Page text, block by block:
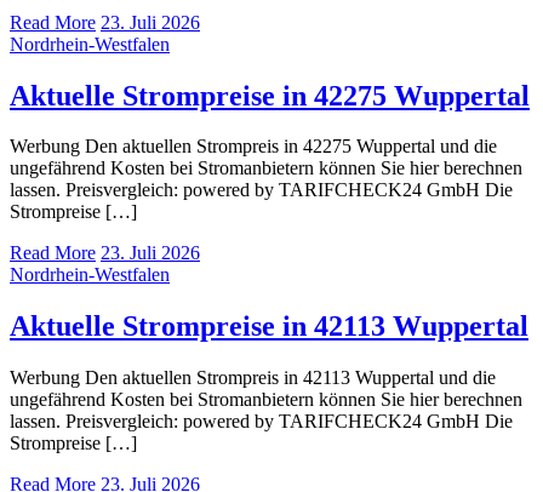
Read More 23. Juli 2026
Nordrhein-Westfalen
Aktuelle Strompreise in 42275 Wuppertal
Werbung Den aktuellen Strompreis in 42275 Wuppertal und die
ungefährend Kosten bei Stromanbietern können Sie hier berechnen
lassen. Preisvergleich: powered by TARIFCHECK24 GmbH Die
Strompreise […]
Read More 23. Juli 2026
Nordrhein-Westfalen
Aktuelle Strompreise in 42113 Wuppertal
Werbung Den aktuellen Strompreis in 42113 Wuppertal und die
ungefährend Kosten bei Stromanbietern können Sie hier berechnen
lassen. Preisvergleich: powered by TARIFCHECK24 GmbH Die
Strompreise […]
Read More 23. Juli 2026